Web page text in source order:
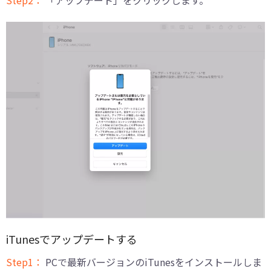
iTunesでアップデートする
Step1： PCで最新バージョンのiTunesをインストールしま